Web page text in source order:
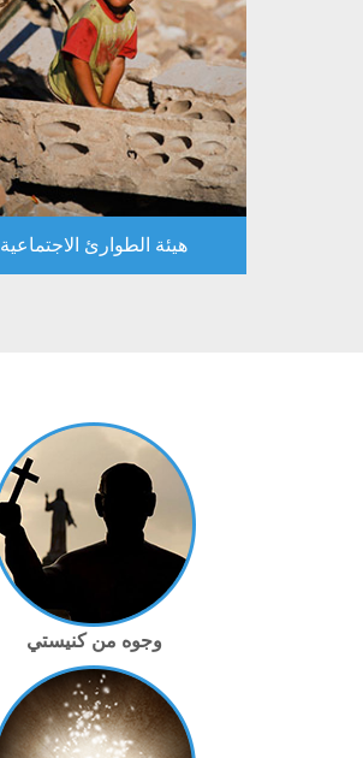
هيئة الطوارئ الاجتماعية
وجوه من كنيستي